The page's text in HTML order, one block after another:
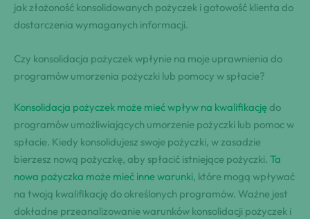
jak złożoność konsolidowanych pożyczek i gotowość klienta do
dostarczenia wymaganych informacji.
Czy konsolidacja pożyczek wpłynie na moje uprawnienia do
programów umorzenia pożyczki lub pomocy w spłacie?
Konsolidacja pożyczek może mieć wpływ na kwalifikację do
programów umożliwiających umorzenie pożyczki lub pomoc w
spłacie. Kiedy konsolidujesz swoje pożyczki, w zasadzie
bierzesz nową pożyczkę, aby spłacić istniejące pożyczki. Ta
nowa pożyczka może mieć inne warunki, które mogą wpływać
na twoją kwalifikację do określonych programów. Ważne jest
dokładne przeanalizowanie warunków konsolidacji pożyczek i